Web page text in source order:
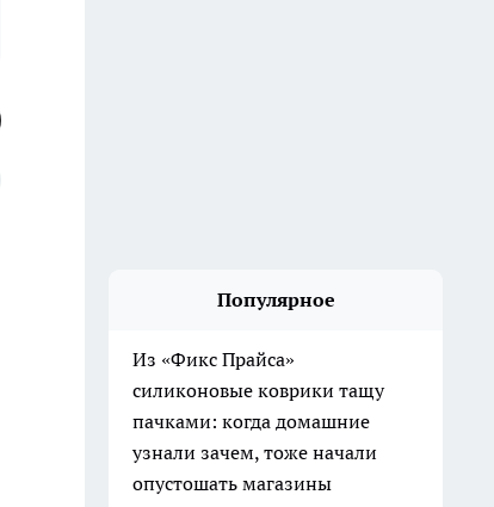
Популярное
Из «Фикс Прайса»
силиконовые коврики тащу
пачками: когда домашние
узнали зачем, тоже начали
опустошать магазины